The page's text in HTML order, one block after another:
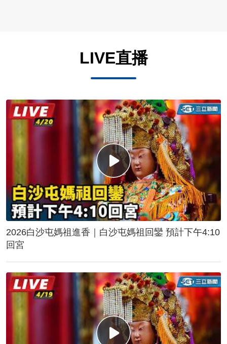
LIVE直播
2026白沙屯媽祖進香｜白沙屯媽祖回鑾 預計下午4:10
回宮